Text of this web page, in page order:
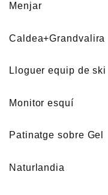
Menjar
Lloguer equip
Monitor
Patinatge